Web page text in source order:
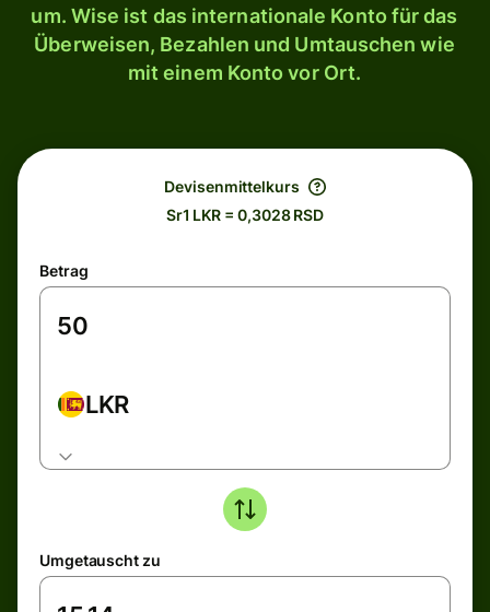
um. Wise ist das internationale Konto für das
Überweisen, Bezahlen und Umtauschen wie
mit einem Konto vor Ort.
Devisenmittelkurs
Sr1 LKR = 0,3028 RSD
Betrag
LKR
Umgetauscht zu